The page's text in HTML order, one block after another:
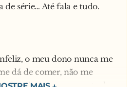
série… Até fala e tudo.
o meu dono nunca me
dá de comer, não me
herói na guerra, que tenho